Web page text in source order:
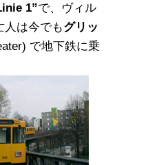
1”で、ヴィル
人は今でもグリッ
で地下鉄に乗